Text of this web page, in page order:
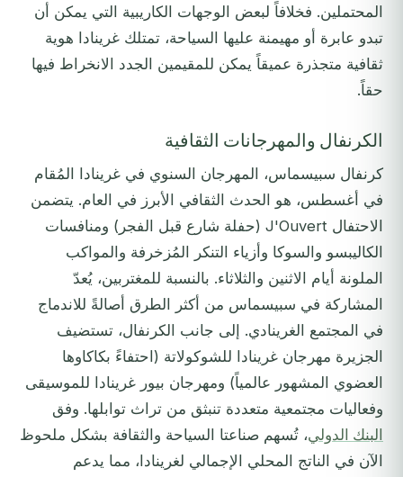
المحتملين. فخلافاً لبعض الوجهات الكاريبية التي يمكن أن
تبدو عابرة أو مهيمنة عليها السياحة، تمتلك غرينادا هوية
ثقافية متجذرة عميقاً يمكن للمقيمين الجدد الانخراط فيها
حقاً.
الكرنفال والمهرجانات الثقافية
كرنفال سبيسماس، المهرجان السنوي في غرينادا المُقام
في أغسطس، هو الحدث الثقافي الأبرز في العام. يتضمن
الاحتفال J'Ouvert (حفلة شارع قبل الفجر) ومنافسات
الكاليبسو والسوكا وأزياء التنكر المُزخرفة والمواكب
الملونة أيام الاثنين والثلاثاء. بالنسبة للمغتربين، يُعدّ
المشاركة في سبيسماس من أكثر الطرق أصالةً للاندماج
في المجتمع الغرينادي. إلى جانب الكرنفال، تستضيف
الجزيرة مهرجان غرينادا للشوكولاتة (احتفاءً بكاكاوها
العضوي المشهور عالمياً) ومهرجان بيور غرينادا للموسيقى
وفعاليات مجتمعية متعددة تنبثق من تراث توابلها. وفق
البنك الدولي، تُسهم صناعتا السياحة والثقافة بشكل ملحوظ
الآن في الناتج المحلي الإجمالي لغرينادا، مما يدعم